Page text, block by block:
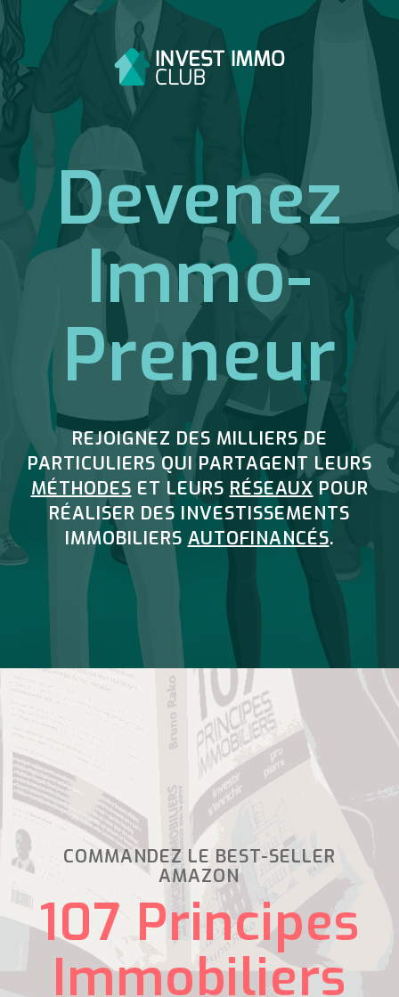
Devenez
Immo-
Preneur
REJOIGNEZ DES MILLIERS DE
PARTICULIERS QUI PARTAGENT LEURS
MÉTHODES ET LEURS RÉSEAUX POUR
RÉALISER DES INVESTISSEMENTS
IMMOBILIERS AUTOFINANCÉS.
COMMANDEZ LE BEST-SELLER
AMAZON
107 Principes
Immobiliers